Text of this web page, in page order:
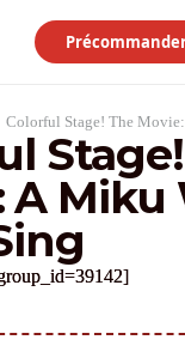
Colorful Stage! The
A Miku